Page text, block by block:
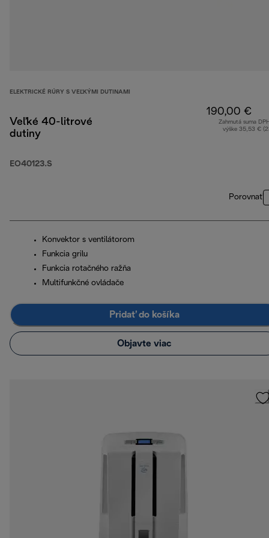
ELEKTRICKÉ RÚRY S VEĽKÝMI DUTINAMI
Veľké 40-litrové
dutiny
EO40123.S
190,00 €
Zahrnutá suma
výške 35,53 €
Porovnať
Konvektor s ventilátorom
Funkcia grilu
Funkcia rotačného ražňa
Multifunkčné ovládače
Pridať do košíka
Objavte viac